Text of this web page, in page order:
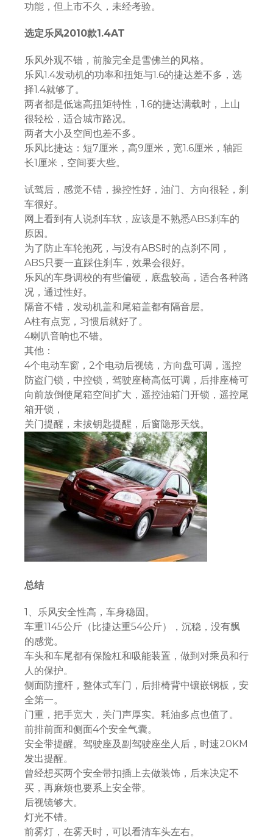
功能，但上市不久，未经考验。
选定乐风2010款1.4AT
乐风外观不错，前脸完全是雪佛兰的风格。
乐风1.4发动机的功率和扭矩与1.6的捷达差不多，选
择1.4就够了。
两者都是低速高扭矩特性，1.6的捷达满载时，上山
很轻松，适合城市路况。
两者大小及空间也差不多。
乐风比捷达：短7厘米，高9厘米，宽1.6厘米，轴距
长1厘米，空间要大些。
试驾后，感觉不错，操控性好，油门、方向很轻，刹
车很好。
网上看到有人说刹车软，应该是不熟悉ABS刹车的
原因。
为了防止车轮抱死，与没有ABS时的点刹不同，
ABS只要一直踩住刹车，效果会很好。
乐风的车身调校的有些偏硬，底盘较高，适合各种路
况，通过性好。
隔音不错，发动机盖和尾箱盖都有隔音层。
A柱有点宽，习惯后就好了。
4喇叭音响也不错。
其他：
4个电动车窗，2个电动后视镜，方向盘可调，遥控
防盗门锁，中控锁，驾驶座椅高低可调，后排座椅可
向前放倒使尾箱空间扩大，遥控油箱门开锁，遥控尾
箱开锁，
关门提醒，未拔钥匙提醒，后窗隐形天线。
总结
1、乐风安全性高，车身稳固。
车重1145公斤（比捷达重54公斤），沉稳，没有飘
的感觉。
车头和车尾都有保险杠和吸能装置，做到对乘员和行
人的保护。
侧面防撞杆，整体式车门，后排椅背中镶嵌钢板，安
全第一。
门重，把手宽大，关门声厚实。耗油多点也值了。
前排前面和侧面4个安全气囊。
安全带提醒。驾驶座及副驾驶座坐人后，时速20KM
发出提醒。
曾经想买两个安全带扣插上去做装饰，后来决定不
买，再麻烦也要系上安全带。
后视镜够大。
灯光不错。
前雾灯，在雾天时，可以看清车头左右。